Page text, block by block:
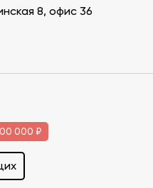
8, офис 36
000 ₽